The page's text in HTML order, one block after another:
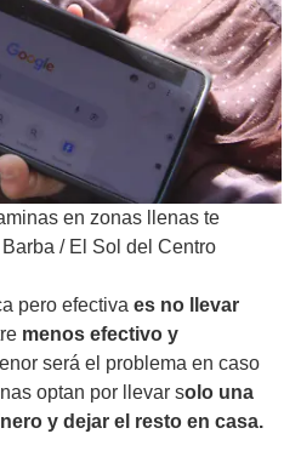
en zonas llenas te
/ El Sol del Centro
pero efectiva es no llevar
menos efectivo y
será el problema en caso
optan por llevar solo una
y dejar el resto en casa.